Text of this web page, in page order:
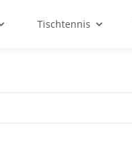
Tischtennis